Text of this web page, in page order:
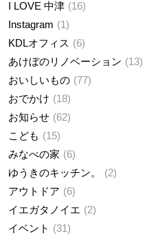
I LOVE 中津
16
Instagram
1
KDLオフィス
6
あけぼのリノベーション
13
おいしいもの 77
おでかけ
18
お知らせ
62
こども
15
みなべの家
6
ゆうきのキッチン。
2
アウトドア
6
イエガタノイエ
2
イベント
31